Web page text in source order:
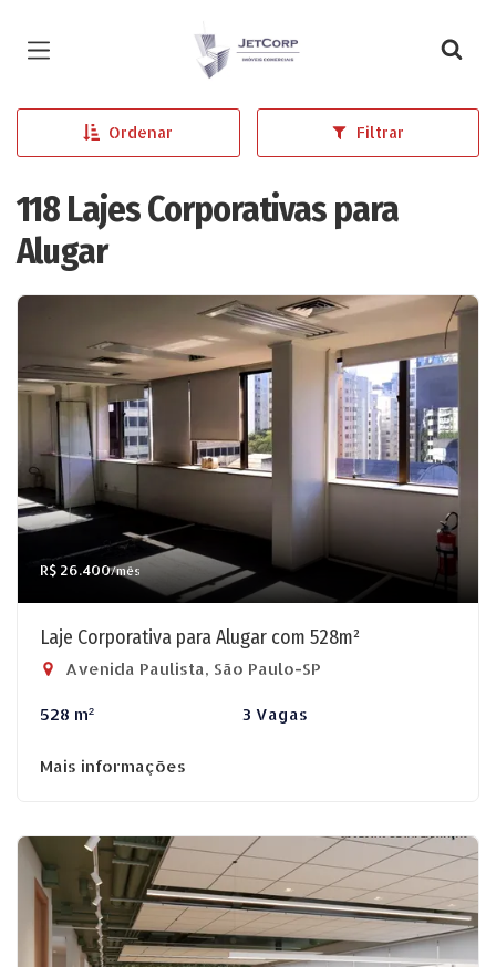
Página inicial
Ordenar Filtrar
118 Lajes Corporativas para
Alugar
R$ 26.400/mês
Laje Corporativa para Alugar com 528m²
Avenida Paulista, São Paulo-SP
528 m² 3 Vagas
Mais informações